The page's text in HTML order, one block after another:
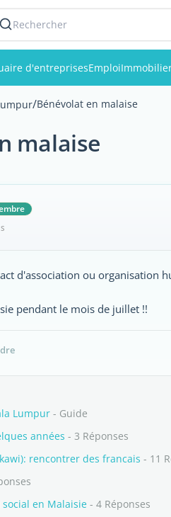
Rechercher
d'entreprisesEmploi
/Bénévolat en malaise
malaise
d'association ou organisation
pendant le mois de juillet !!
Lumpur - Guide
années - 3 Réponses
rencontrer des francais - 11
en Malaisie - 4 Réponses